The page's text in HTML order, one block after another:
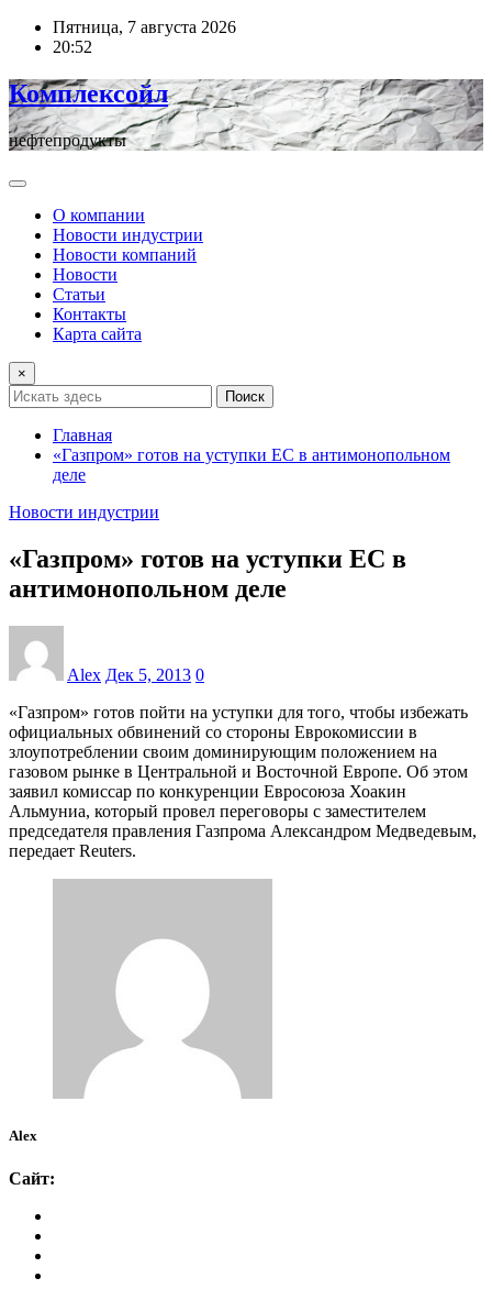
ПерейтиПятница, 7 августа 2026
20:52
Комплексойл
нефтепродукты
О компании
Новости индустрии
Новости компаний
Новости
Статьи
Контакты
Карта сайта
×
Поиск
Главная
«Газпром» готов на уступки ЕС в антимонопольном
деле
Новости индустрии
«Газпром» готов на уступки ЕС в
антимонопольном деле
Alex Дек 5, 2013 0
«Газпром» готов пойти на уступки для того, чтобы избежать
официальных обвинений со стороны Еврокомиссии в
злоупотреблении своим доминирующим положением на
газовом рынке в Центральной и Восточной Европе. Об этом
заявил комиссар по конкуренции Евросоюза Хоакин
Альмуниа, который провел переговоры с заместителем
председателя правления Газпрома Александром Медведевым,
передает Reuters.
Alex
Сайт: